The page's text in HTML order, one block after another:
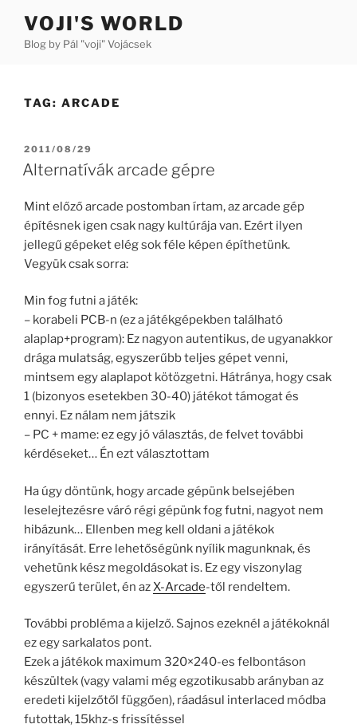
content
VOJI'S WORLD
Blog by Pál "voji" Vojácsek
TAG: ARCADE
POSTED
ON
2011/08/29
Alternatívák arcade gépre
Mint előző arcade postomban írtam, az arcade gép
építésnek igen csak nagy kultúrája van. Ezért ilyen
jellegű gépeket elég sok féle képen építhetünk.
Vegyük csak sorra:
Min fog futni a játék:
– korabeli PCB-n (ez a játékgépekben található
alaplap+program): Ez nagyon autentikus, de ugyanakkor
drága mulatság, egyszerűbb teljes gépet venni,
mintsem egy alaplapot kötözgetni. Hátránya, hogy csak
1 (bizonyos esetekben 30-40) játékot támogat és
ennyi. Ez nálam nem játszik
– PC + mame: ez egy jó választás, de felvet további
kérdéseket… Én ezt választottam
Ha úgy döntünk, hogy arcade gépünk belsejében
leselejtezésre váró régi gépünk fog futni, nagyot nem
hibázunk… Ellenben meg kell oldani a játékok
irányítását. Erre lehetőségünk nyílik magunknak, és
vehetünk kész megoldásokat is. Ez egy viszonylag
egyszerű terület, én azX-Arcade-től rendeltem.
További probléma a kijelző. Sajnos ezeknél a játékoknál
ez egy sarkalatos pont.
Ezek a játékok maximum 320×240-es felbontáson
készültek (vagy valami még egzotikusabb arányban az
eredeti kijelzőtől függően), ráadásul interlaced módba
futottak, 15khz-s frissítéssel